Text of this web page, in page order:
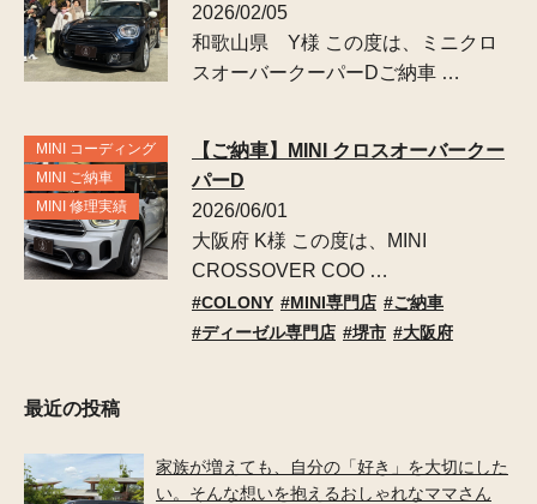
2026/02/05
和歌山県 Y様 この度は、ミニクロ
スオーバークーパーDご納車 …
MINI コーディング
MINI ご納車
MINI 修理実績
【ご納車】MINI クロスオーバークー
パーD
2026/06/01
大阪府 K様 この度は、MINI
CROSSOVER COO …
COLONY MINI専門店
ご納車
ディーゼル専門店
堺市 大阪府
最近の投稿
家族が増えても、自分の「好き」を大切にした
い。そんな想いを抱えるおしゃれなママさん